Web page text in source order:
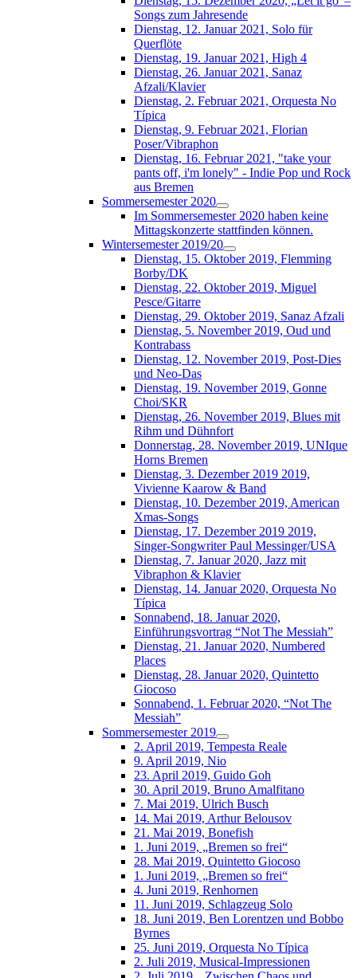
Songs zum Jahresende
Dienstag, 12. Januar 2021, Solo für
Querflöte
Dienstag, 19. Januar 2021, High 4
Dienstag, 26. Januar 2021, Sanaz
Afzali/Klavier
Dienstag, 2. Februar 2021, Orquesta No
Típica
Dienstag, 9. Februar 2021, Florian
Poser/Vibraphon
Dienstag, 16. Februar 2021, "take your
pants off, i'm lonely" - Indie Pop und Rock
aus Bremen
Sommersemester 2020
Im Sommersemester 2020 haben keine
Mittagskonzerte stattfinden können.
Wintersemester 2019/20
Dienstag, 15. Oktober 2019, Flemming
Borby/DK
Dienstag, 22. Oktober 2019, Miguel
Pesce/Gitarre
Dienstag, 29. Oktober 2019, Sanaz Afzali
Dienstag, 5. November 2019, Oud und
Kontrabass
Dienstag, 12. November 2019, Post-Dies
und Neo-Das
Dienstag, 19. November 2019, Gonne
Choi/SKR
Dienstag, 26. November 2019, Blues mit
Rihm und Dühnfort
Donnerstag, 28. November 2019, UNIque
Horns Bremen
Dienstag, 3. Dezember 2019 2019,
Vivienne Kaarow & Band
Dienstag, 10. Dezember 2019, American
Xmas-Songs
Dienstag, 17. Dezember 2019 2019,
Singer-Songwriter Paul Messinger/USA
Dienstag, 7. Januar 2020, Jazz mit
Vibraphon & Klavier
Dienstag, 14. Januar 2020, Orquesta No
Típica
Sonnabend, 18. Januar 2020,
Einführungsvortrag “Not The Messiah”
Dienstag, 21. Januar 2020, Numbered
Places
Dienstag, 28. Januar 2020, Quintetto
Giocoso
Sonnabend, 1. Februar 2020, “Not The
Messiah”
Sommersemester 2019
2. April 2019, Tempesta Reale
9. April 2019, Nio
23. April 2019, Guido Goh
30. April 2019, Bruno Amalfitano
7. Mai 2019, Ulrich Busch
14. Mai 2019, Arthur Belousov
21. Mai 2019, Bonefish
1. Juni 2019, „Bremen so frei“
28. Mai 2019, Quintetto Giocoso
1. Juni 2019, „Bremen so frei“
4. Juni 2019, Renhornen
11. Juni 2019, Schlagzeug Solo
18. Juni 2019, Ben Lorentzen und Bobbo
Byrnes
25. Juni 2019, Orquesta No Típica
2. Juli 2019, Musical-Impressionen